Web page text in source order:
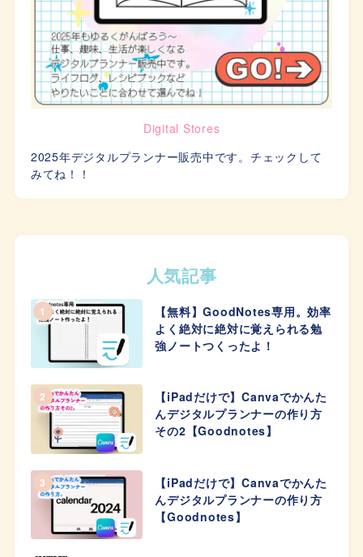
Digital Stores
2025年デジタルプランナー販売中です。チェックして
みてね！！
人気記事
1
【無料】GoodNotes専用。効率
よく絶対に絶対に覚えられる勉
強ノートつくったよ！
2
【iPadだけで】Canvaでかんた
んデジタルプランナーの作り方
その2【Goodnotes】
3
【iPadだけで】Canvaでかんた
んデジタルプランナーの作り方
【Goodnotes】